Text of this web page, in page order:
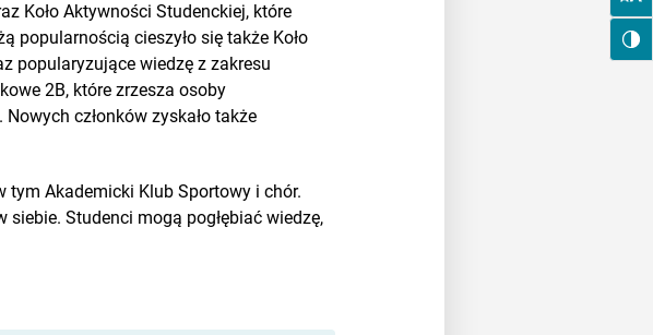
Koło Aktywności Studenckiej, które
popularnością cieszyło się także Koło
popularyzujące wiedzę z zakresu
2B, które zrzesza osoby
członków zyskało także
tym Akademicki Klub Sportowy i chór.
Studenci mogą pogłębiać wiedzę,